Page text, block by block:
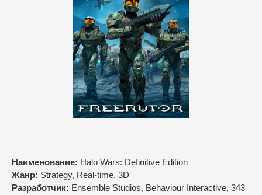
Наименование: Halo Wars: Definitive Edition
Жанр: Strategy, Real-time, 3D
Разработчик: Ensemble Studios, Behaviour Interactive, 343